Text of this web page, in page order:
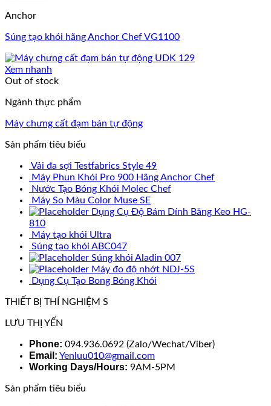
Anchor
Súng tạo khói hãng Anchor Chef VG1100
Xem nhanh
Out of stock
Ngành thực phẩm
Máy chưng cất đạm bán tự động
Sản phẩm tiêu biểu
Vải đa sợi Testfabrics Style 49
Máy Phun Khói Pro 900 Hãng Anchor Chef
Nước Tạo Bóng Khói Molec Chef
Máy So Màu Color Muse SE
Dụng Cụ Độ Bám Dính Băng Keo HG-
810
Máy tạo khói Ultra
Súng tạo khói ABC047
Súng khói Aladin 007
Máy đo độ nhớt NDJ-5S
Dụng Cụ Tạo Bong Bóng Khói
THIẾT BỊ THÍ NGHIỆM S
LƯU THỊ YẾN
Phone: 094.936.0692 (Zalo/Wechat/Viber)
Email: Yenluu010@gmail.com
Working Days/Hours: 9AM-5PM
Sản phẩm tiêu biểu